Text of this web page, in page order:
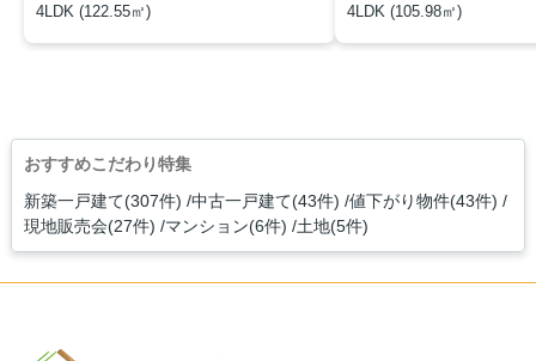
4LDK (122.55㎡)
4LDK (105.98㎡)
おすすめこだわり特集
新築一戸建て(307件) 中古一戸建て(43件) 値下がり物件(43件)
現地販売会(27件) マンション(6件) 土地(5件)